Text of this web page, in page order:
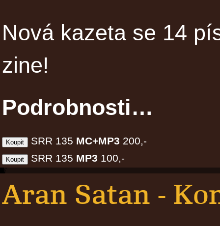
Nová kazeta se 14
zine!
Podrobnosti…
SRR 135 MC+MP3 200,-
SRR 135 MP3 100,-
Aran Satan -